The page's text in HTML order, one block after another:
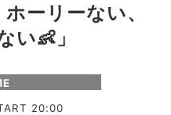
ーリーない、
い👶 」
20:00